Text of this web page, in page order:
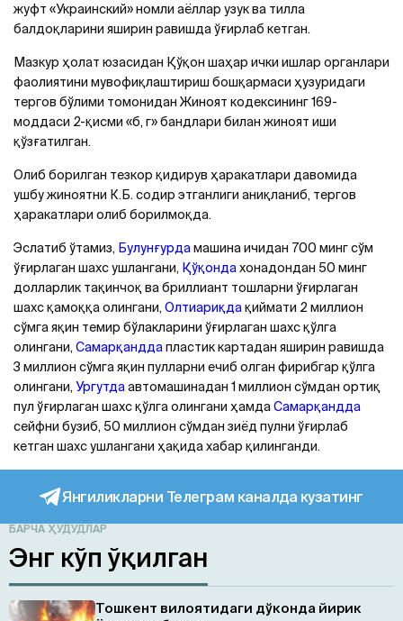
жуфт «Украинский» номли аёллар узук ва тилла
балдоқларини яширин равишда ўғирлаб кетган.
Мазкур ҳолат юзасидан Қўқон шаҳар ички ишлар органлари
фаолиятини мувофиқлаштириш бошқармаси ҳузуридаги
тергов бўлими томонидан Жиноят кодексининг 169-
моддаси 2-қисми «б, г» бандлари билан жиноят иши
қўзғатилган.
Олиб борилган тезкор қидирув ҳаракатлари давомида
ушбу жиноятни К.Б. содир этганлиги аниқланиб, тергов
ҳаракатлари олиб борилмоқда.
Эслатиб ўтамиз, Булунғурдамашина ичидан 700 минг сўм
ўғирлаган шахс ушлангани, Қўқондахонадондан 50 минг
долларлик тақинчоқ ва бриллиант тошларни ўғирлаган
шахс қамоққа олингани, Олтиариқдақиймати 2 миллион
сўмга яқин темир бўлакларини ўғирлаган шахс қўлга
олингани, Самарқанддапластик картадан яширин равишда
3 миллион сўмга яқин пулларни ечиб олган фирибгар қўлга
олингани, Ургутдаавтомашинадан 1 миллион сўмдан ортиқ
пул ўғирлаган шахс қўлга олингани ҳамдаСамарқандда
сейфни бузиб, 50 миллион сўмдан зиёд пулни ўғирлаб
кетган шахс ушлангани ҳақида хабар қилинганди.
Янгиликларни Телеграм каналда кузатинг
БАРЧА ҲУДУДЛАР
Энг кўп ўқилган
Тошкент вилоятидаги дўконда йирик